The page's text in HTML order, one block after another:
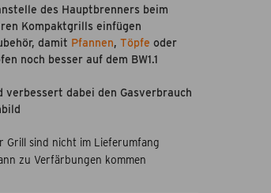
des Hauptbrenners beim
Kompaktgrills einfügen
damit Pfannen, Töpfe oder
noch besser auf dem BW1.1
dabei den Gasverbrauch
Grill sind nicht im Lieferumfang
zu Verfärbungen kommen